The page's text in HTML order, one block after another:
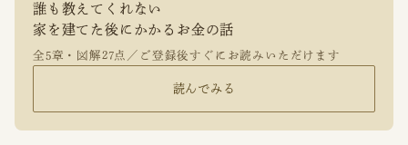
誰も教えてくれない
家を建てた後にかかるお金の話
全5章・図解27点／ご登録後すぐにお読みいただけます
読んでみる